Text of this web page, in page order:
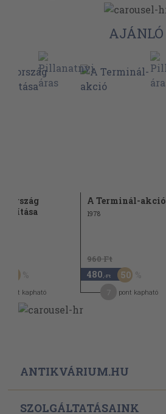
AJÁNLÓ
pont kapható
A Terminál-akció
1978
960 Ft
480 ,-Ft 50
pont kapható
ANTIKVÁRIUM.HU
SZOLGÁLTATÁSAINK